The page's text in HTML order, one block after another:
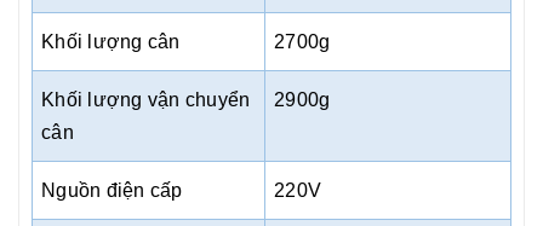
Khối lượng cân 2700g
Khối lượng vận chuyển
cân
2900g
Nguồn điện cấp 220V